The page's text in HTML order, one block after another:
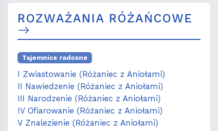
ROZWAŻANIA RÓŻAŃCOWE
Tajemnice radosne
I Zwiastowanie (Różaniec z Aniołami)
II Nawiedzenie (Różaniec z Aniołami)
III Narodzenie (Różaniec z Aniołami)
IV Ofiarowanie (Różaniec z Aniołami)
V Znalezienie (Różaniec z Aniołami)